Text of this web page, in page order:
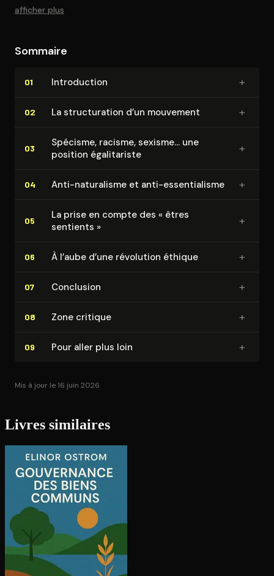
afficher plus
Sommaire
01 In­tro­duc­tion +
02 La struc­tu­ra­tion d’un mouvement +
03
Spécisme, racisme, sexisme… une
position éga­li­ta­riste
+
04 Anti-naturalisme et anti-es­sen­tia­lisme +
05
La prise en compte des « êtres
sentients »
+
06 À l’aube d’une révolution éthique +
07 Conclusion +
08 Zone critique +
09 Pour aller plus loin +
Mis à jour le 16 juin 2026
Livres similaires